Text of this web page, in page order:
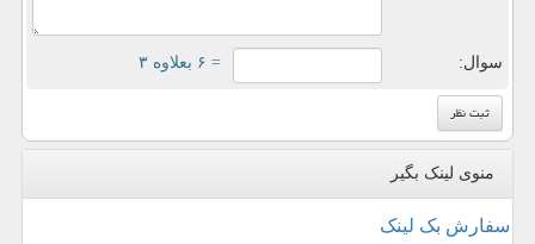
سوال: = ۶ بعلاوه ۳
منوی لینک بگیر
سفارش بک لینک